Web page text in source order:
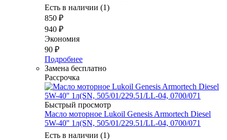
Есть в наличии (1)
850 ₽
940 ₽
Экономия
90 ₽
Подробнее
Замена бесплатно
Рассрочка
Быстрый просмотр
Масло моторное Lukoil Genesis Armortech Diesel
5W-40'' 1л(SN, 505/01/229.51/LL-04, 0700/071
Есть в наличии (1)